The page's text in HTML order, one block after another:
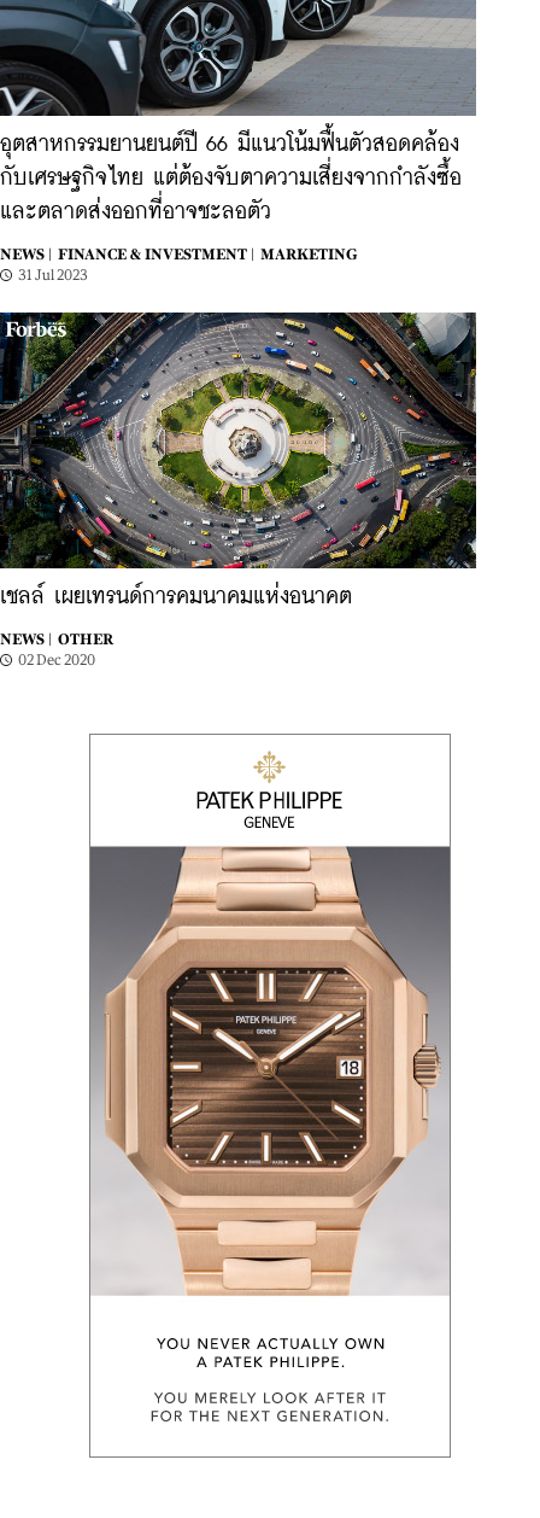
อุตสาหกรรมยานยนต์ปี 66 มีแนวโน้มฟื้นตัวสอดคล้อง
กับเศรษฐกิจไทย แต่ต้องจับตาความเสี่ยงจากกำลังซื้อ
และตลาดส่งออกที่อาจชะลอตัว
NEWS | FINANCE & INVESTMENT |
MARKETING
31 Jul 2023
เชลล์ เผยเทรนด์การคมนาคมแห่งอนาคต
NEWS |
OTHER
02 Dec 2020